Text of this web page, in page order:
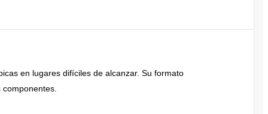
en lugares difíciles de alcanzar. Su formato